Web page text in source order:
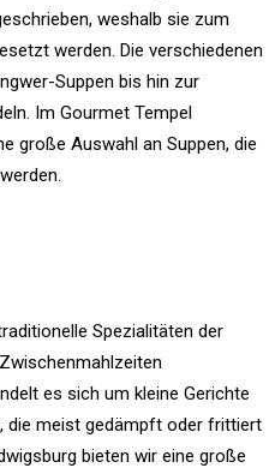
weshalb sie zum
werden. Die verschiedenen
Suppen bis hin zur
Im Gourmet Tempel
große Auswahl an Suppen, die
Spezialitäten der
es sich um kleine Gerichte
die meist gedämpft oder frittiert
bieten wir eine große